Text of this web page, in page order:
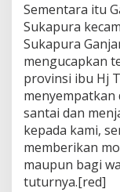
t
Sementara itu
Sukapura
Sukapura
mengucapkan
provinsi ibu Hj
menyempatkan
santai dan
kepada kami,
memberikan
maupun bagi
tuturnya.[red]